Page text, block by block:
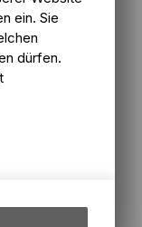
ein. Sie
dürfen.
und